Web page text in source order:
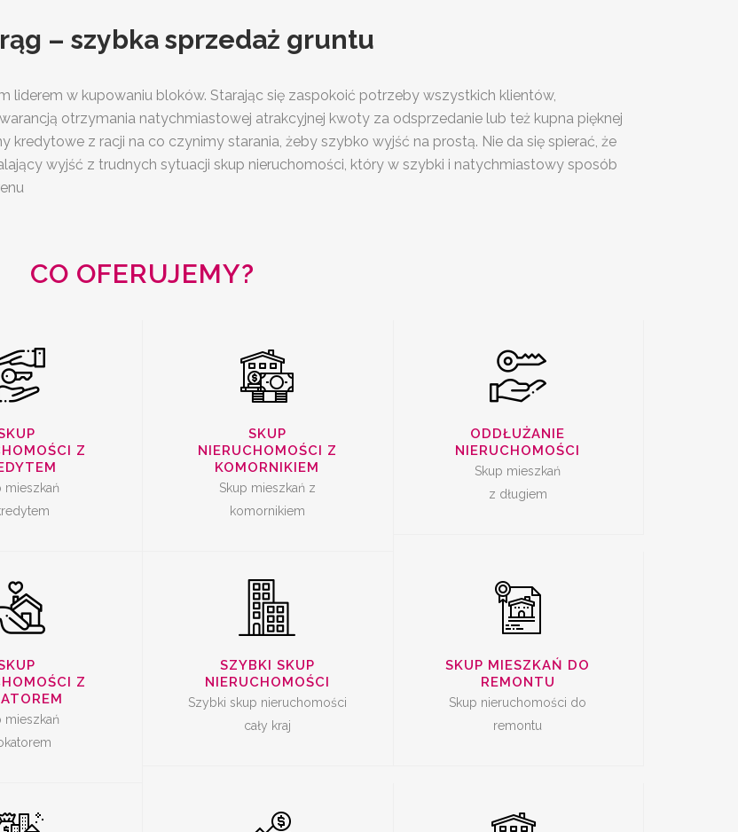
– szybka sprzedaż gruntu
liderem w kupowaniu bloków. Starając się zaspokoić potrzeby wszystkich klientów,
otrzymania natychmiastowej atrakcyjnej kwoty za odsprzedanie lub też kupna pięknej
kredytowe z racji na co czynimy starania, żeby szybko wyjść na prostą. Nie da się spierać, że
wyjść z trudnych sytuacji skup nieruchomości, który w szybki i natychmiastowy sposób
CO OFERUJEMY?
Z
mieszkań
Z
SKUP
NIERUCHOMOŚCI Z
KOMORNIKIEM
Skup mieszkań z
komornikiem
SKUP
ODDŁUŻANIE
NIERUCHOMOŚCI
Skup mieszkań
z długiem
Z
mieszkań
Z
SZYBKI SKUP
NIERUCHOMOŚCI
Szybki skup nieruchomości
cały kraj
SZYBKA SPRZEDAŻ
MIESZKANIA
SKUP MIESZKAŃ DO
REMONTU
Skup nieruchomości do
remontu
SKUP LOKALI DO
REMONTU
Z
NIERUCHOMOŚCI
ZA GOTÓWKĘ
SKUP MIESZKAŃ